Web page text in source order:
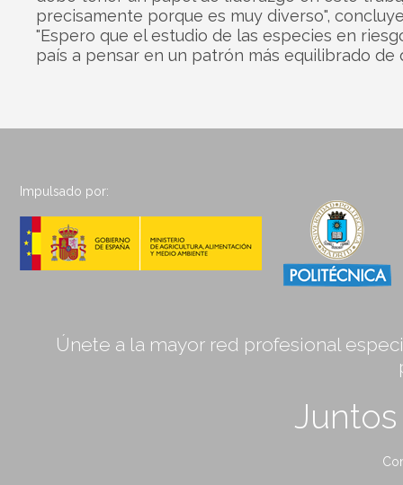
precisamente porque es muy diverso",
"Espero que el estudio de las especies en
país a pensar en un patrón más equilibrado de
Impulsado por:
Únete a la mayor red profesional